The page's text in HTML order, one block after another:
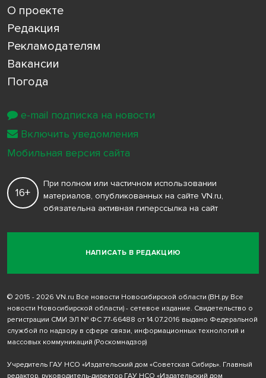
О проекте
Редакция
Рекламодателям
Вакансии
Погода
НАПИСАТЬ В РЕДАКЦИЮ
16+
При полном или частичном использовании
материалов, опубликованных на сайте VN.ru,
обязательна активная гиперссылка на сайт
© 2015 - 2026 VN.ru Все новости Новосибирской области (ВН.ру Все
новости Новосибирской области) - сетевое издание. Свидетельство о
регистрации СМИ ЭЛ № ФС 77-66488 от 14.07.2016 выдано Федеральной
службой по надзору в сфере связи, информационных технологий и
массовых коммуникаций (Роскомнадзор)
Учредитель ГАУ НСО «Издательский дом «Советская Сибирь». Главный
редактор, руководитель-директор ГАУ НСО «Издательский дом
e-mail подписка на новости
Включить уведомления
Мобильная версия сайта